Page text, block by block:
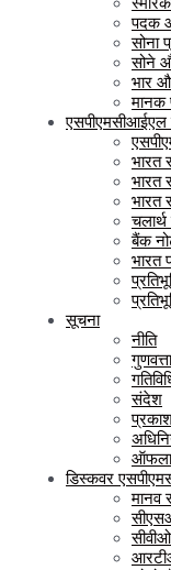
पदक
सोना
सोने
भार
मानक
एसपीएमसीआईएल
भारत
भारत
भारत
बैंक
भारत
सूचना
नीति
संदेश
डिस्कवर
मानव